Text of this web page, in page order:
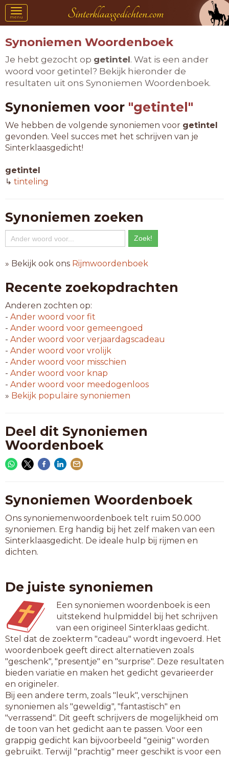
Toggle
navigation
menu
Synoniemen Woordenboek
Je hebt gezocht op getintel. Wat is een ander
woord voor getintel? Bekijk hieronder de
resultaten uit ons Synoniemen Woordenboek.
Synoniemen voor "getintel"
We hebben de volgende synoniemen voor getintel
gevonden. Veel succes met het schrijven van je
Sinterklaasgedicht!
getintel
↳ tinteling
Synoniemen zoeken
» Bekijk ook ons Rijmwoordenboek
Recente zoekopdrachten
Anderen zochten op:
- Ander woord voor fit
- Ander woord voor gemeengoed
- Ander woord voor verjaardagscadeau
- Ander woord voor vrolijk
- Ander woord voor misschien
- Ander woord voor knap
- Ander woord voor meedogenloos
» Bekijk populaire synoniemen
Deel dit Synoniemen
Woordenboek
Synoniemen Woordenboek
Ons synoniemenwoordenboek telt ruim 50.000
synoniemen. Erg handig bij het zelf maken van een
Sinterklaasgedicht. De ideale hulp bij rijmen en
dichten.
De juiste synoniemen
Een synoniemen woordenboek is een
uitstekend hulpmiddel bij het schrijven
van een origineel Sinterklaas gedicht.
Stel dat de zoekterm "cadeau" wordt ingevoerd. Het
woordenboek geeft direct alternatieven zoals
"geschenk", "presentje" en "surprise". Deze resultaten
bieden variatie en maken het gedicht gevarieerder
en origineler.
Bij een andere term, zoals "leuk", verschijnen
synoniemen als "geweldig", "fantastisch" en
"verrassend". Dit geeft schrijvers de mogelijkheid om
de toon van het gedicht aan te passen. Voor een
grappig gedicht kan bijvoorbeeld "geinig" worden
gebruikt. Terwijl "prachtig" meer geschikt is voor een